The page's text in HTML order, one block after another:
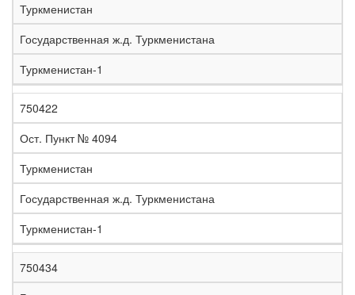
Туркменистан
Государственная ж.д. Туркменистана
Туркменистан-1
750422
Ост. Пункт № 4094
Туркменистан
Государственная ж.д. Туркменистана
Туркменистан-1
750434